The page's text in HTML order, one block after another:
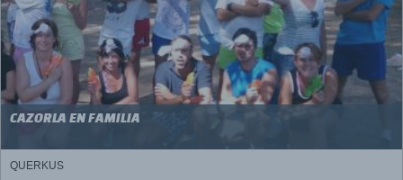
CAZORLA EN FAMILIA
QUERKUS